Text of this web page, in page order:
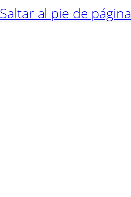
Saltar al pie de página